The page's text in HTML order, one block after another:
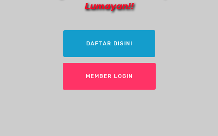
Lumayan!!
DAFTAR DISINI
MEMBER LOGIN